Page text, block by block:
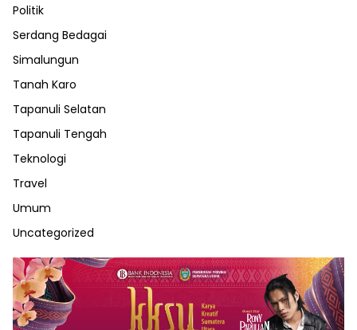
Politik
Serdang Bedagai
Simalungun
Tanah Karo
Tapanuli Selatan
Tapanuli Tengah
Teknologi
Travel
Umum
Uncategorized